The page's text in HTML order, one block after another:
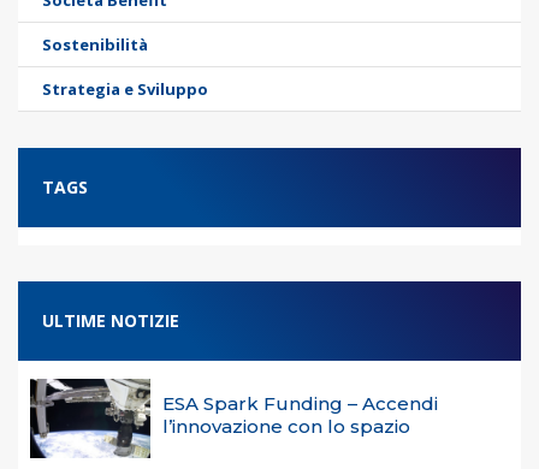
Sostenibilità
Strategia e Sviluppo
TAGS
ULTIME NOTIZIE
ESA Spark Funding – Accendi
l’innovazione con lo spazio